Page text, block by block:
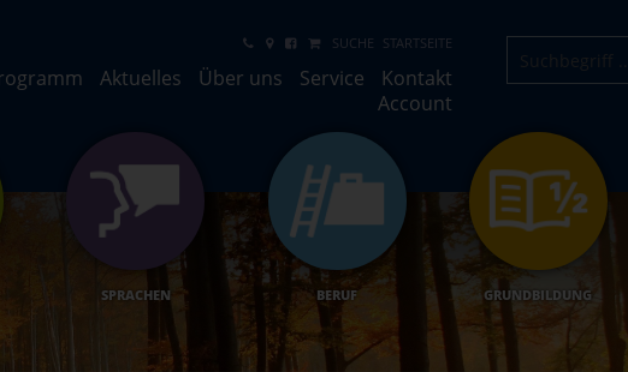
SUCHE STARTSEITE
Aktuelles Über uns Service
Kontakt
Account
SPRACHEN BERUF GRUNDBILDUNG